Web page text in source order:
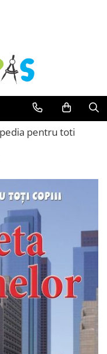
pentru toti